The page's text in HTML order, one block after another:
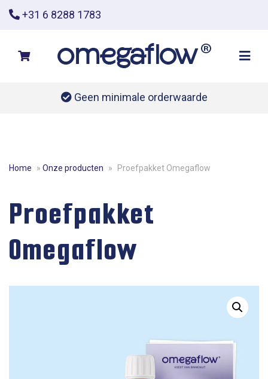
+31 6 8288 1783
Geen minimale orderwaarde
Home » Onze producten » Proefpakket Omegaflow
Proefpakket
Omegaflow